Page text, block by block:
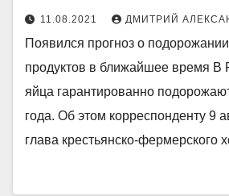
11.08.2021 ДМИТРИЙ
Появился прогноз о
продуктов в ближайшее время В
яйца гарантированно
года. Об этом корреспонденту 9
глава крестьянско-фермерского